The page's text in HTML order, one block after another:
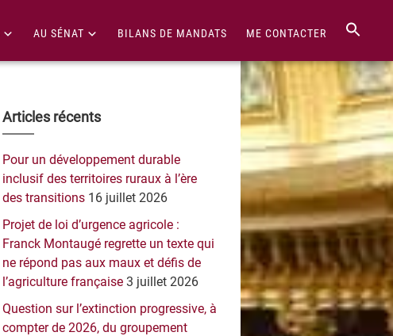
AU SÉNAT BILANS DE MANDATS ME CONTACTER
Barre
latérale
principale
Articles récents
Pour un développement durable
inclusif des territoires ruraux à l’ère
des transitions 16 juillet 2026
Projet de loi d’urgence agricole :
Franck Montaugé regrette un texte qui
ne répond pas aux maux et défis de
l’agriculture française 3 juillet 2026
Question sur l’extinction progressive, à
compter de 2026, du groupement